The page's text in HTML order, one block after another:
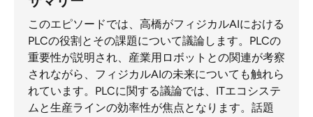
このエピソードでは、高橋がフィジカルAIにおける
PLCの役割とその課題について議論します。PLCの
重要性が説明され、産業用ロボットとの関連が考察
されながら、フィジカルAIの未来についても触れら
れています。PLCに関する議論では、ITエコシステ
ムと生産ラインの効率性が焦点となります。話題